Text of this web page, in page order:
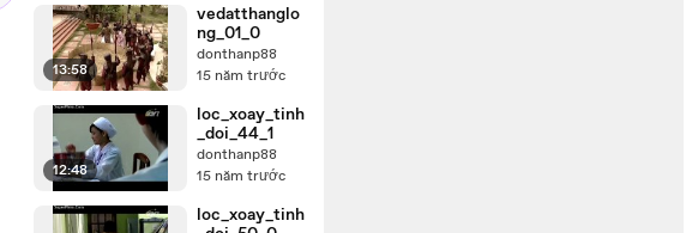
13:58
vedatthanglo
ng_01_0
donthanp88
15 năm trước
12:48
loc_xoay_tinh
_doi_44_1
donthanp88
15 năm trước
loc_xoay_tinh